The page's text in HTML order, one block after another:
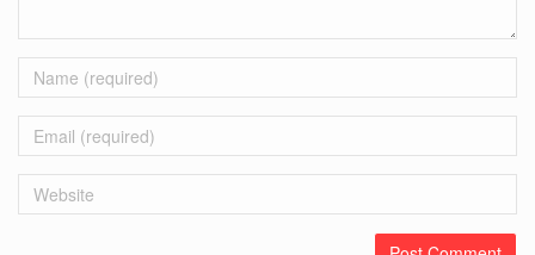
Name
Email
Website